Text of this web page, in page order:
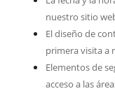
nuestro sitio
El diseño de
primera visita a
Elementos de
acceso a las